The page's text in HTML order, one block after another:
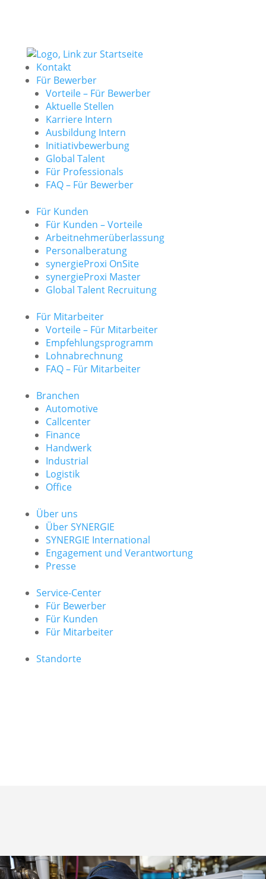
Kontakt
Für Bewerber
Vorteile – Für Bewerber
Aktuelle Stellen
Karriere Intern
Ausbildung Intern
Initiativbewerbung
Global Talent
Für Professionals
FAQ – Für Bewerber
Für Kunden
Für Kunden – Vorteile
Arbeitnehmerüberlassung
Personalberatung
synergieProxi OnSite
synergieProxi Master
Global Talent Recruitung
Für Mitarbeiter
Vorteile – Für Mitarbeiter
Empfehlungsprogramm
Lohnabrechnung
FAQ – Für Mitarbeiter
Branchen
Automotive
Callcenter
Finance
Handwerk
Industrial
Logistik
Office
Über uns
Über SYNERGIE
SYNERGIE International
Engage­ment und Verantwor­tung
Presse
Service-Center
Für Bewerber
Für Kunden
Für Mitarbeiter
Standorte